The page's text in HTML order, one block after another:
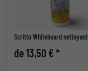
Scritto Whiteboard nettoyant
de 13,50 € *